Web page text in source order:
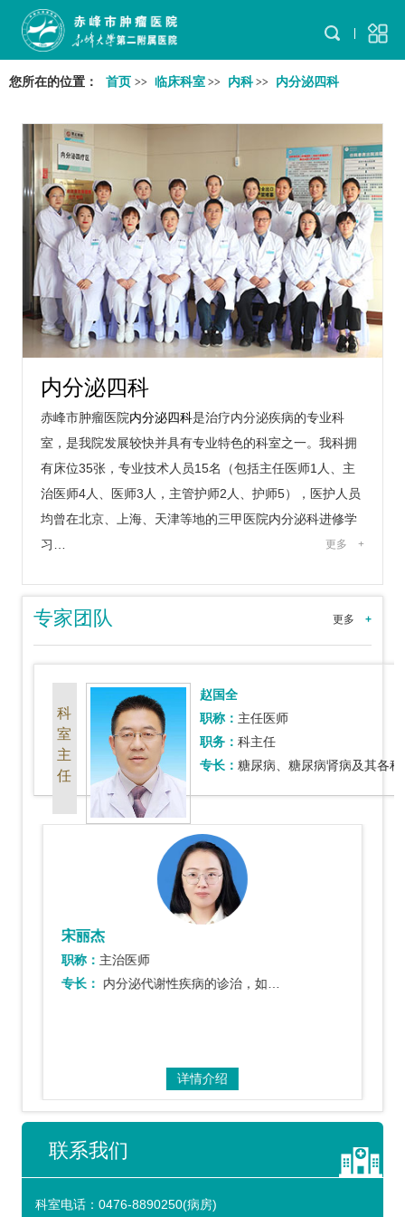
您所在的位置： 首页 >> 临床科室 >> 内科>> 内分泌四科
内分泌四科
赤峰市肿瘤医院内分泌四科是治疗内分泌疾病的专业科
室，是我院发展较快并具有专业特色的科室之一。我科拥
有床位35张，专业技术人员15名（包括主任医师1人、主
治医师4人、医师3人，主管护师2人、护师5），医护人员
均曾在北京、上海、天津等地的三甲医院内分泌科进修学
习…
更多+
更多+
专家团队
科
室
主
任
赵国全
职称： 主任医师
职务： 科主任
专长： 糖尿病、糖尿病肾病及其各
宋丽杰
职称： 主治医师
专长：
内分泌代谢性疾病的诊治，如糖尿病、甲状腺疾病、肾上腺疾病等的诊断于治疗。
详情介绍
联系我们
科室电话： 0476-8890250(病房)